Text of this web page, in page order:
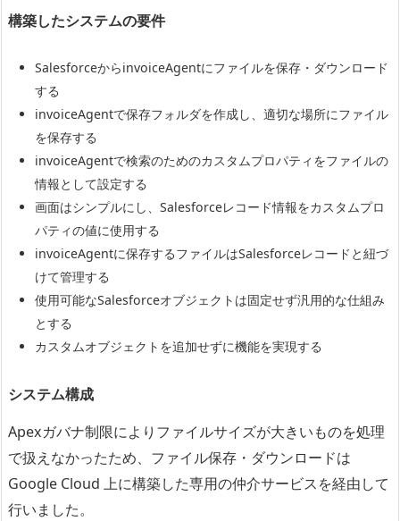
構築したシステムの要件
SalesforceからinvoiceAgentにファイルを保存・ダウンロード
する
invoiceAgentで保存フォルダを作成し、適切な場所にファイル
を保存する
invoiceAgentで検索のためのカスタムプロパティをファイルの
情報として設定する
画面はシンプルにし、Salesforceレコード情報をカスタムプロ
パティの値に使用する
invoiceAgentに保存するファイルはSalesforceレコードと紐づ
けて管理する
使用可能なSalesforceオブジェクトは固定せず汎用的な仕組み
とする
カスタムオブジェクトを追加せずに機能を実現する
システム構成
Apexガバナ制限によりファイルサイズが大きいものを処理
で扱えなかったため、ファイル保存・ダウンロードは
Google Cloud 上に構築した専用の仲介サービスを経由して
行いました。